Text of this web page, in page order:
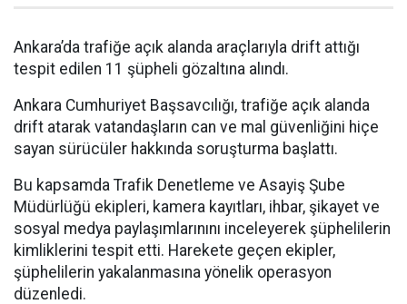
Ankara’da trafiğe açık alanda araçlarıyla drift attığı
tespit edilen 11 şüpheli gözaltına alındı.
Ankara Cumhuriyet Başsavcılığı, trafiğe açık alanda
drift atarak vatandaşların can ve mal güvenliğini hiçe
sayan sürücüler hakkında soruşturma başlattı.
Bu kapsamda Trafik Denetleme ve Asayiş Şube
Müdürlüğü ekipleri, kamera kayıtları, ihbar, şikayet ve
sosyal medya paylaşımlarınını inceleyerek şüphelilerin
kimliklerini tespit etti. Harekete geçen ekipler,
şüphelilerin yakalanmasına yönelik operasyon
düzenledi.